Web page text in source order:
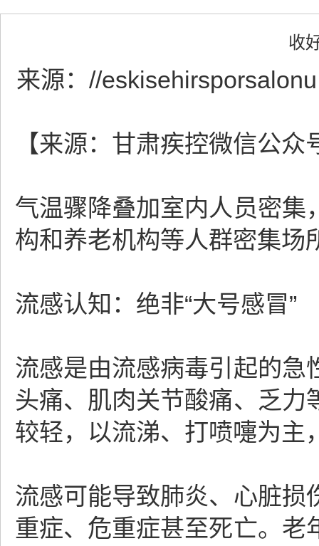
收
来源： //
【来源：甘肃疾控微信公众
气温骤降叠加室内人员密集
构和养老机构等人群密集场
流感认知：绝非“大号感冒”
流感是由流感病毒引起的急
头痛、肌肉关节酸痛、乏力
较轻，以流涕、打喷嚏为主
流感可能导致肺炎、心脏损
重症、危重症甚至死亡。老